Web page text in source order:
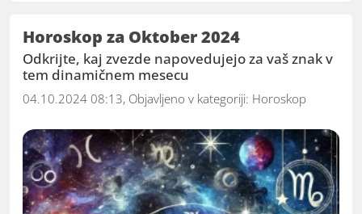
Horoskop za Oktober 2024
Odkrijte, kaj zvezde napovedujejo za vaš znak v
tem dinamičnem mesecu
04.10.2024 08:13, Objavljeno v kategoriji: Horoskop